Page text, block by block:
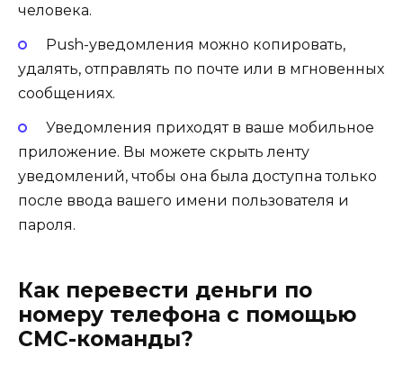
человека.
Push-уведомления можно копировать,
удалять, отправлять по почте или в мгновенных
сообщениях.
Уведомления приходят в ваше мобильное
приложение. Вы можете скрыть ленту
уведомлений, чтобы она была доступна только
после ввода вашего имени пользователя и
пароля.
Как перевести деньги по
номеру телефона с помощью
СМС-команды?